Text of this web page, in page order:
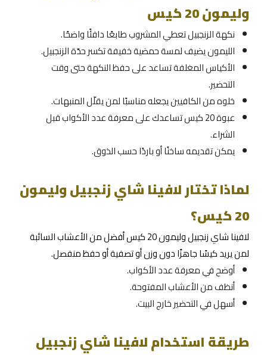
وليمون 20 كيس
نكهة الزنجبيل تعطي المشروب طابعًا دافئًا واضحًا.
الليمون يضيف لمسة حمضية خفيفة تكسر حدّة الزنجبيل.
الأكياس المغلفة تساعد على حفظ النكهة حتى وقت
التحضير.
خلوه من الكافيين يجعله مناسبًا لمن يقلّل المنبهات.
عبوة 20 كيس تساعدك على معرفة عدد الأكواب قبل
الشراء.
يمكن تقديمه ساخنًا أو باردًا حسب الذوق.
لماذا تختار لافينا شاي زنجبيل وليمون
20 كيس؟
لافينا شاي زنجبيل وليمون 20 كيس أفضل من الأعشاب السائبة
لمن يريد كيسًا جاهزًا دون وزن أو تصفية أو حفظ منفصل.
أوضح في معرفة عدد الأكواب.
أنظف من الأعشاب المفتوحة.
أسهل في التحضير خارج البيت.
طريقة استخدام لافينا شاي زنجبيل